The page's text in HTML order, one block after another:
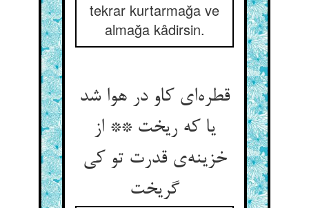
tekrar kurtarmağa ve
almağa kâdirsin.
قطره‌‌ای کاو در هوا شد
یا که ریخت ** از
خزینه‌‌ی قدرت تو کی